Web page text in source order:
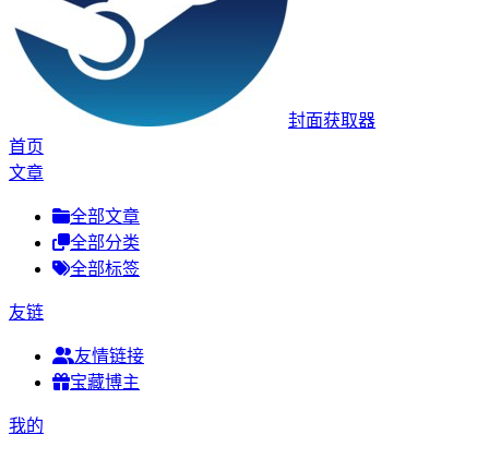
封面获取器
首页
文章
全部文章
全部分类
全部标签
友链
友情链接
宝藏博主
我的